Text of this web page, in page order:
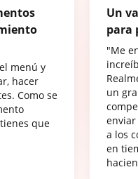
menú y
hacer
Como se
que
Un
para
"Me
un
a los
en